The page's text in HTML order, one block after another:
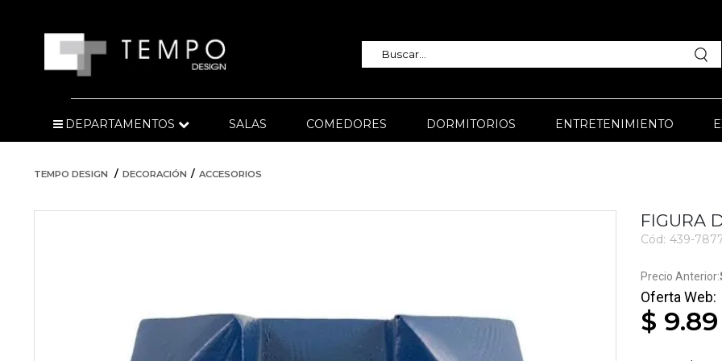
DEPARTAMENTOS SALAS COMEDORES DORMITORIOS ENTRETENIMIENTO
TEMPO DESIGN DECORACIÓN ACCESORIOS
FIGURA
Cód: 439-
$ 9.89